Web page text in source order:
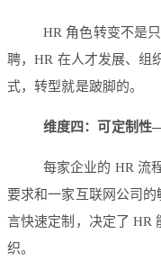
HR 角色转变不是
聘，HR 在人才发展、组
式，转型就是跛脚的。
维度四：可定制性
每家企业的 HR 流
要求和一家互联网公司
言快速定制，决定了 HR
织。